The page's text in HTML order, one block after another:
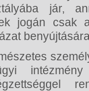
jár,
jogán csak